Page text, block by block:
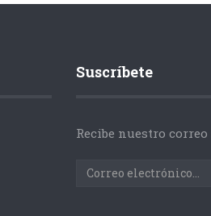
Suscríbete
Recibe nuestro correo